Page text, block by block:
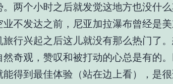
两个小时之后就发觉这地方也没什
不发达之前，尼亚加拉瀑布曾经是
行兴起之后这儿就没有那么热门了
奇观，赞叹和被打动的心总是有的
得到最佳体验（站在边上看），是